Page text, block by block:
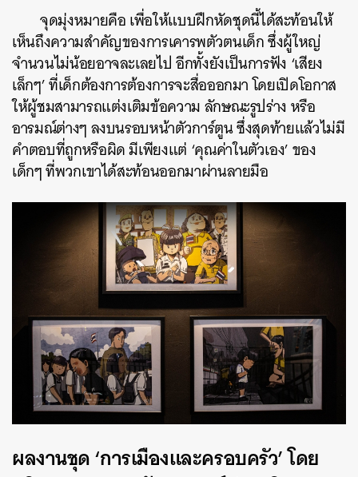
จุดมุ่งหมายคือ เพื่อให้แบบฝึกหัดชุดนี้ได้สะท้อนให้
เห็นถึงความสำคัญของการเคารพตัวตนเด็ก ซึ่งผู้ใหญ่
จำนวนไม่น้อยอาจละเลยไป อีกทั้งยังเป็นการฟัง ‘เสียง
เล็กๆ’ ที่เด็กต้องการต้องการจะสื่อออกมา โดยเปิดโอกาส
ให้ผู้ชมสามารถแต่งเติมข้อความ ลักษณะรูปร่าง หรือ
อารมณ์ต่างๆ ลงบนรอบหน้าตัวการ์ตูน ซึ่งสุดท้ายแล้วไม่มี
คำตอบที่ถูกหรือผิด มีเพียงแต่ ‘คุณค่าในตัวเอง’ ของ
เด็กๆ ที่พวกเขาได้สะท้อนออกมาผ่านลายมือ
ผลงานชุด ‘การเมืองและครอบครัว’ โดย